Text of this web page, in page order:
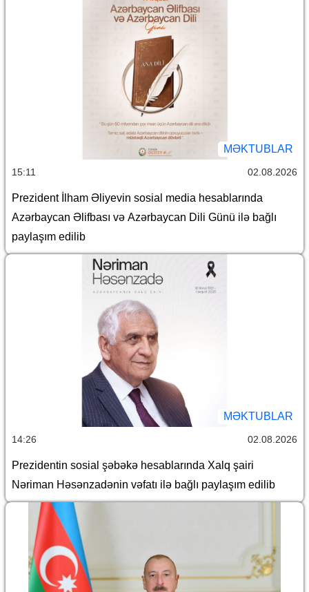
MƏKTUBLAR
15:11 02.08.2026
Prezident İlham Əliyevin sosial media hesablarında
Azərbaycan Əlifbası və Azərbaycan Dili Günü ilə bağlı
paylaşım edilib
MƏKTUBLAR
14:26 02.08.2026
Prezidentin sosial şəbəkə hesablarında Xalq şairi
Nəriman Həsənzadənin vəfatı ilə bağlı paylaşım edilib